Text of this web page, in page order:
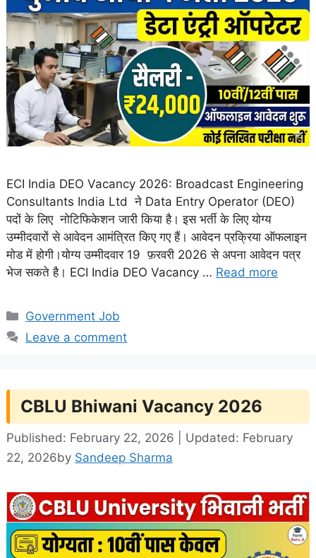
ECI India DEO Vacancy 2026: Broadcast Engineering
Consultants India Ltd ने Data Entry Operator (DEO)
पदों के लिए नोटिफिकेशन जारी किया है। इस भर्ती के लिए योग्य
उम्मीदवारों से आवेदन आमंत्रित किए गए हैं। आवेदन प्रक्रिया ऑफलाइन
मोड में होगी।योग्य उम्मीदवार 19 फ़रवरी 2026 से अपना आवेदन पत्र
भेज सकते है। ECI India DEO Vacancy … Read more
Categories
Government Job
Leave a comment
CBLU Bhiwani Vacancy 2026
Published: February 22, 2026 | Updated: February
22, 2026by Sandeep Sharma